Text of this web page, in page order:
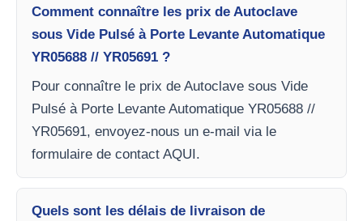
Comment connaître les prix de Autoclave
sous Vide Pulsé à Porte Levante Automatique
YR05688 // YR05691 ?
Pour connaître le prix de Autoclave sous Vide
Pulsé à Porte Levante Automatique YR05688 //
YR05691, envoyez-nous un e-mail via le
formulaire de contact AQUI.
Quels sont les délais de livraison de